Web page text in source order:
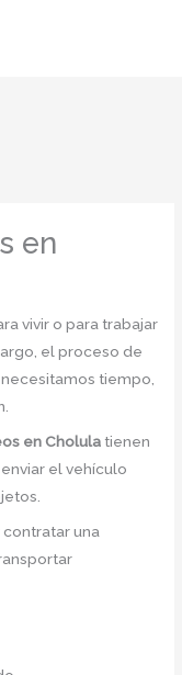
en
vivir o para trabajar
el proceso de
tiempo,
en Cholula tienen
el vehículo
una